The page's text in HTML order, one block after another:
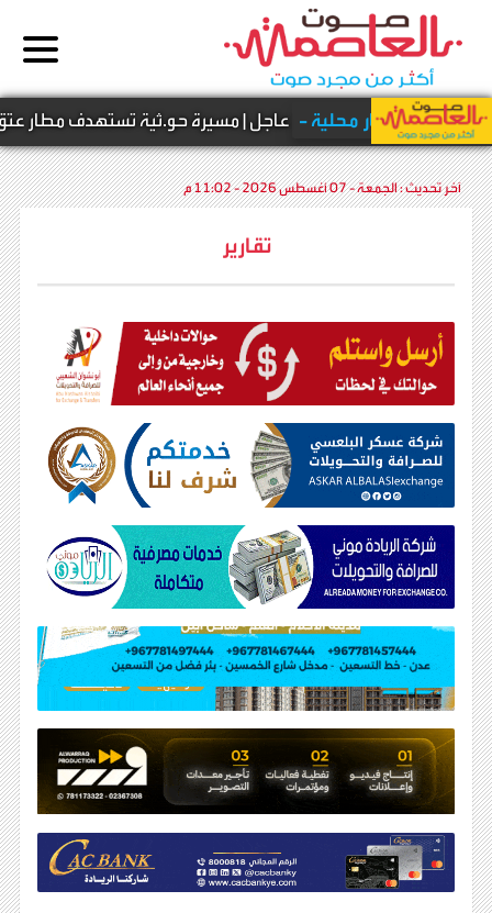
أخبار محلية - عاجل | مسيرة حو.ثية تستهدف مطار عتق
آخر تحديث :الجمعة - 07 أغسطس 2026 - 11:02 م
تقارير